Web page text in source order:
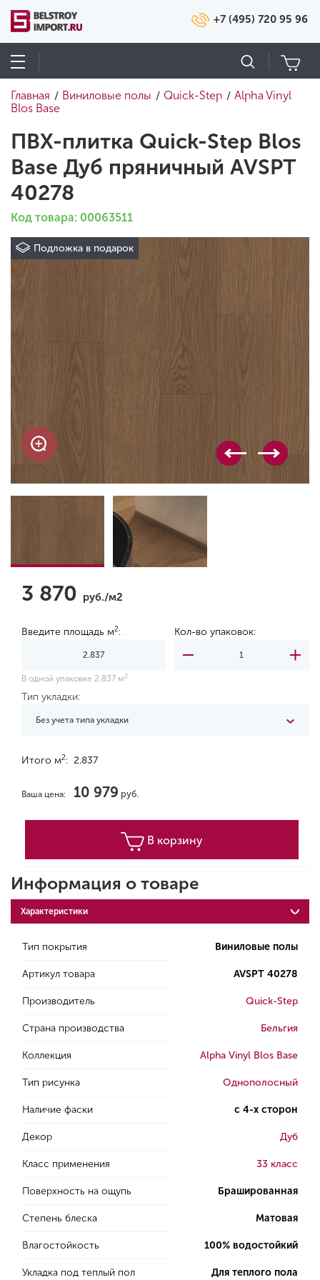
+7 (495) 720 95 96
Главная / Виниловые полы / Quick-Step / Alpha Vinyl
Blos Base
ПВХ-плитка Quick-Step Blos
Base Дуб пряничный AVSPT
40278
Код товара: 00063511
Подложка в подарок
3 870 руб./м2
Введите площадь м2: Кол-во упаковок:
В одной упаковке 2.837 м 2
Тип укладки:
Без учета типа укладки
Итого м2: 2.837
Ваша цена: 10 979 руб.
В корзину
Информация о товаре
Характеристики
Тип покрытия Виниловые полы
Артикул товара AVSPT 40278
Производитель Quick-Step
Страна производства Бельгия
Коллекция Alpha Vinyl Blos Base
Тип рисунка Однополосный
Наличие фаски с 4-х сторон
Декор Дуб
Класс применения 33 класс
Поверхность на ощупь Брашированная
Степень блеска Матовая
Влагостойкость 100% водостойкий
Укладка под теплый пол Для теплого пола